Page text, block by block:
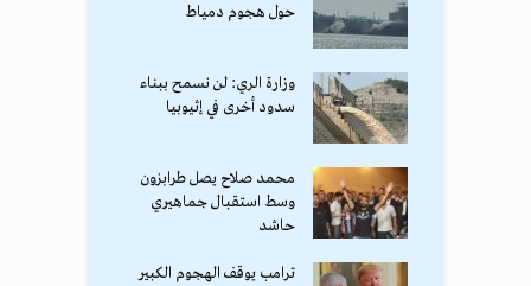
حول هجوم دمياط
وزارة الري: لن نسمح ببناء
سدود أخرى في إثيوبيا
محمد صلاح يصل طرابزون
وسط استقبال جماهيري
حاشد
ترامب يوقف الهجوم الكبير